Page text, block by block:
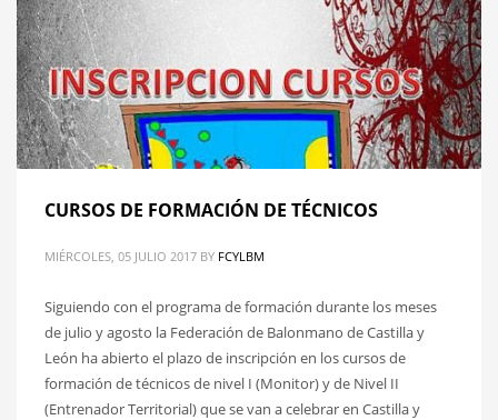
CURSOS DE FORMACIÓN DE TÉCNICOS
MIÉRCOLES, 05 JULIO 2017 BY FCYLBM
Siguiendo con el programa de formación durante los meses
de julio y agosto la Federación de Balonmano de Castilla y
León ha abierto el plazo de inscripción en los cursos de
formación de técnicos de nivel I (Monitor) y de Nivel II
(Entrenador Territorial) que se van a celebrar en Castilla y